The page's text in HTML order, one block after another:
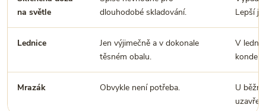
na světle
dlouhodobé skladování.
Lepší je
Lednice
Jen výjimečně a v dokonale
těsném obalu.
V
Mrazák Obvykle není potřeba.
U